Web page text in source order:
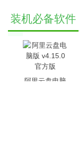
[PR] 647773006</s
装机必备软件
阿里云盘电脑